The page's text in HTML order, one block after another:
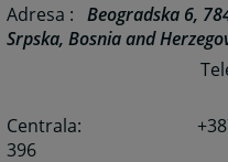
Adresa :Beogradska 6,
Srpska, Bosnia and
Centrala:
396